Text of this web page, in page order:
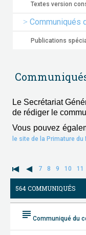
Textes version
Communiqués
Publications
Le Secrétariat
de rédiger le
Vous pouvez
le site de la Primature du
7 8 9 10 11
564 COMMUNIQUÉS
subject Communiqué du